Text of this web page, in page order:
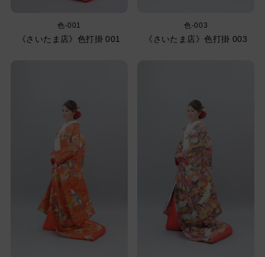
色-001
《さいたま店》色打掛 001
色-003
《さいたま店》色打掛 003